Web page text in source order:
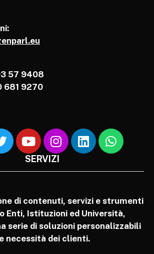
57 9408
681 9270
SERVIZI
di contenuti, servizi e strumenti
Enti, Istituzioni ed Università,
serie di soluzioni personalizzabili
necessità dei clienti.